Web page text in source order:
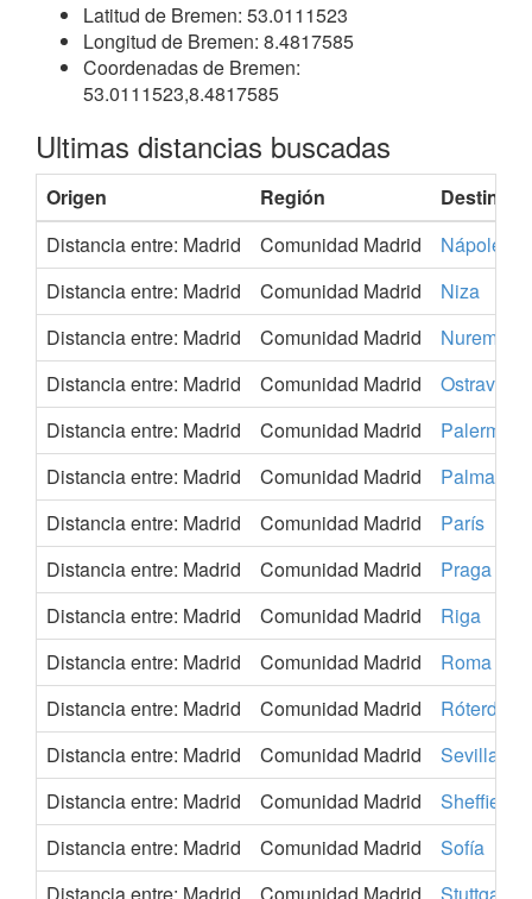
Latitud de Bremen: 53.0111523
Longitud de Bremen: 8.4817585
Coordenadas de Bremen:
53.0111523,8.4817585
Ultimas distancias buscadas
Origen Región
Destino
Distancia entre: Madrid
Comunidad Madrid
Nápoles
Distancia entre: Madrid
Comunidad Madrid
Niza
Distancia entre: Madrid
Comunidad Madrid
Distancia entre: Madrid
Comunidad Madrid
Ostrava
Distancia entre: Madrid
Comunidad Madrid
Palermo
Distancia entre: Madrid
Comunidad Madrid
Palma de
Distancia entre: Madrid
Comunidad Madrid
París
Distancia entre: Madrid
Comunidad Madrid
Praga
Distancia entre: Madrid
Comunidad Madrid
Riga
Distancia entre: Madrid
Comunidad Madrid
Roma
Distancia entre: Madrid
Comunidad Madrid
Róterdam
Distancia entre: Madrid
Comunidad Madrid
Sevilla
Distancia entre: Madrid
Comunidad Madrid
Sheffield
Distancia entre: Madrid
Comunidad Madrid
Sofía